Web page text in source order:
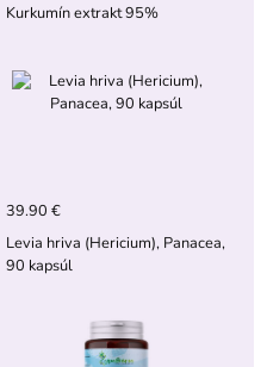
Kurkumín extrakt 95%
39.90 €
Levia hriva (Hericium), Panacea,
90 kapsúl